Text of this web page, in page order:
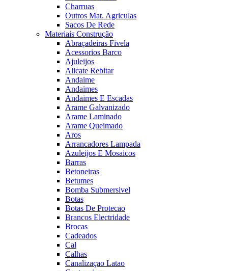
Charruas
Outros Mat. Agriculas
Sacos De Rede
Materiais Construção
Abraçadeiras Fivela
Acessorios Barco
Ajuleijos
Alicate Rebitar
Andaime
Andaimes
Andaimes E Escadas
Arame Galvanizado
Arame Laminado
Arame Queimado
Aros
Arrancadores Lampada
Azuleijos E Mosaicos
Barras
Betoneiras
Betumes
Bomba Submersivel
Botas
Botas De Protecao
Brancos Electridade
Brocas
Cadeados
Cal
Calhas
Canalizaçao Latao